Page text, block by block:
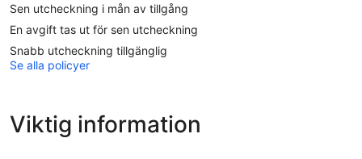
Sen utcheckning i mån av tillgång
En avgift tas ut för sen utcheckning
Snabb utcheckning tillgänglig
Se alla policyer
Viktig information